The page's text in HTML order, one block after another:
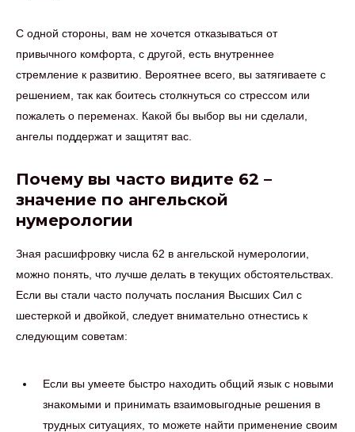
С одной стороны, вам не хочется отказываться от
привычного комфорта, с другой, есть внутреннее
стремление к развитию. Вероятнее всего, вы затягиваете с
решением, так как боитесь столкнуться со стрессом или
пожалеть о переменах. Какой бы выбор вы ни сделали,
ангелы поддержат и защитят вас.
Почему вы часто видите 62 –
значение по ангельской
нумерологии
Зная расшифровку числа 62 в ангельской нумерологии,
можно понять, что лучше делать в текущих обстоятельствах.
Если вы стали часто получать послания Высших Сил с
шестеркой и двойкой, следует внимательно отнестись к
следующим советам:
Если вы умеете быстро находить общий язык с новыми
знакомыми и принимать взаимовыгодные решения в
трудных ситуациях, то можете найти применение своим